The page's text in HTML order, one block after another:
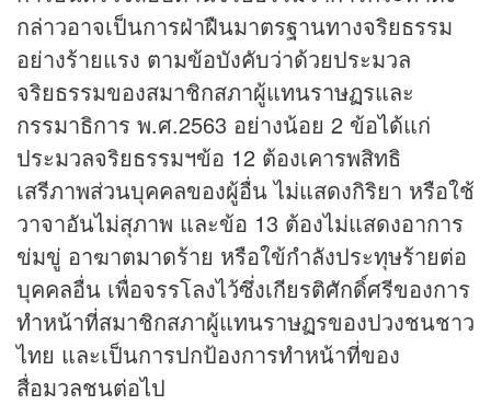
กล่าวอาจเป็นการฝ่าฝืนมาตรฐานทางจริยธรรม
อย่างร้ายแรง ตามข้อบังคับว่าด้วยประมวล
จริยธรรมของสมาชิกสภาผู้แทนราษฏรและ
กรรมาธิการ พ.ศ.2563 อย่างน้อย 2 ข้อได้แก่
ประมวลจริยธรรมฯข้อ 12 ต้องเคารพสิทธิ
เสรีภาพส่วนบุคคลของผู้อื่น ไม่แสดงกิริยา หรือใช้
วาจาอันไม่สุภาพ และข้อ 13 ต้องไม่แสดงอาการ
ข่มขู่ อาฆาตมาดร้าย หรือใข้กำลังประทุษร้ายต่อ
บุคคลอื่น เพื่อจรรโลงไว้ซึ่งเกียรติศักดิ์ศรีของการ
ทำหน้าที่สมาชิกสภาผู้แทนราษฏรของปวงชนชาว
ไทย และเป็นการปกป้องการทำหน้าที่ของ
สื่อมวลชนต่อไป